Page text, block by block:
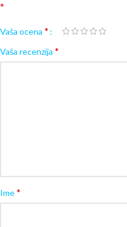
*
Vaša ocena *
Vaša recenzija *
Ime*